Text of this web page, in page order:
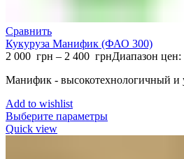
Сравнить
Кукуруза Манифик (ФАО 300)
2 000 грн – 2 400 грнДиапазон
Манифик - высокотехнологичный и
Add to wishlist
Выберите параметры
Quick view